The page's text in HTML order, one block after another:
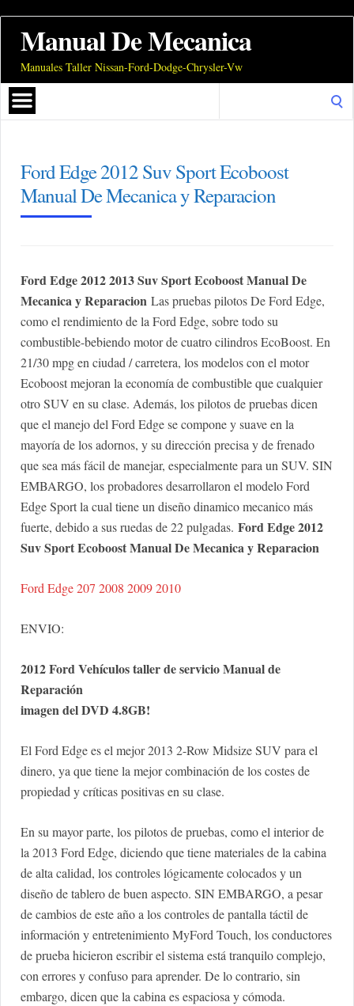
Manual De Mecanica
Manuales Taller Nissan-Ford-Dodge-Chrysler-Vw
Ford Edge 2012 Suv Sport Ecoboost
Manual De Mecanica y Reparacion
Ford Edge 2012 2013 Suv Sport Ecoboost Manual De
Mecanica y Reparacion Las pruebas pilotos De Ford Edge,
como el rendimiento de la Ford Edge, sobre todo su
combustible-bebiendo motor de cuatro cilindros EcoBoost. En
21/30 mpg en ciudad / carretera, los modelos con el motor
Ecoboost mejoran la economía de combustible que cualquier
otro SUV en su clase. Además, los pilotos de pruebas dicen
que el manejo del Ford Edge se compone y suave en la
mayoría de los adornos, y su dirección precisa y de frenado
que sea más fácil de manejar, especialmente para un SUV. SIN
EMBARGO, los probadores desarrollaron el modelo Ford
Edge Sport la cual tiene un diseño dinamico mecanico más
fuerte, debido a sus ruedas de 22 pulgadas. Ford Edge 2012
Suv Sport Ecoboost Manual De Mecanica y Reparacion
Ford Edge 207 2008 2009 2010
ENVIO:
2012 Ford Vehículos taller de servicio Manual de
Reparación
imagen del DVD 4.8GB!
El Ford Edge es el mejor 2013 2-Row Midsize SUV para el
dinero, ya que tiene la mejor combinación de los costes de
propiedad y críticas positivas en su clase.
En su mayor parte, los pilotos de pruebas, como el interior de
la 2013 Ford Edge, diciendo que tiene materiales de la cabina
de alta calidad, los controles lógicamente colocados y un
diseño de tablero de buen aspecto. SIN EMBARGO, a pesar
de cambios de este año a los controles de pantalla táctil de
información y entretenimiento MyFord Touch, los conductores
de prueba hicieron escribir el sistema está tranquilo complejo,
con errores y confuso para aprender. De lo contrario, sin
embargo, dicen que la cabina es espaciosa y cómoda.